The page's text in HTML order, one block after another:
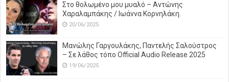
Στο θολωμένο μου μυαλό – Αντώνης
Χαραλαμπάκης / Ιωάννα Κορνηλάκη.
20/06/2025
Μανώλης Γαργουλάκης, Παντελής Σαλούστρος
– Σε λάθος τόπο Official Audio Release 2025
19/06/2025